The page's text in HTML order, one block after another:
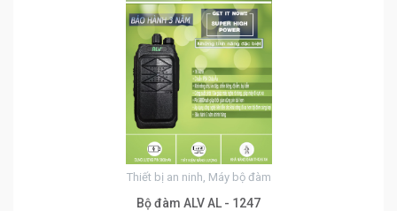
Thiết bị an ninh, Máy bộ đàm
Bộ đàm ALV AL - 1247
0